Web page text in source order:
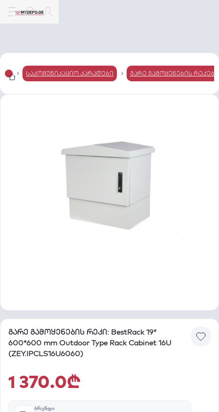
საკომუნიკაციო კარადები გარე გამოყენების რეკები
გარე გამოყენების რეკი: BestRack 19″
600*600 mm Outdoor Type Rack Cabinet 16U
(ZEY.IPCLS16U6060)
1 370.0₾
ᲑᲠᲔᲜᲓᲘ